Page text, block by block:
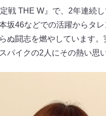
定戦 THE W』で、2年連続
坂46などでの活躍からタ
ぬ闘志を燃やしています
パイクの2人にその熱い思